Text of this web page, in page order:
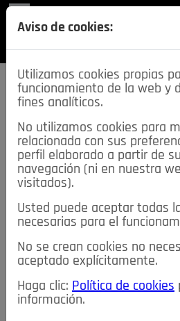
SECCIONES
≡NOTICIAS
NOTICIAS SERVICIOS DE
TABLÓN DE ANUNCIOS MIS
NOSOTROS
Aviso de cookies:
Utilizamos cookies propias
funcionamiento de la web y
fines analíticos.
No utilizamos cookies para
relacionada con sus
perfil elaborado a partir de
navegación (ni en nuestra
visitados).
Usted puede aceptar todas
necesarias para el
No se crean cookies no
aceptado explícitamente.
Haga clic: Política de cookies
información.